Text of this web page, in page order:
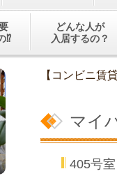
⁉
どんな人が
入居するの？
【コンビニ賃
マイ
405号